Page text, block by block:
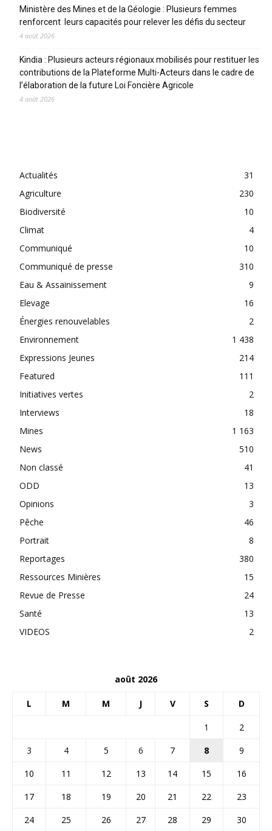
Ministère des Mines et de la Géologie : Plusieurs femmes
renforcent leurs capacités pour relever les défis du secteur
4 août 2026
Kindia : Plusieurs acteurs régionaux mobilisés pour restituer les
contributions de la Plateforme Multi-Acteurs dans le cadre de
l’élaboration de la future Loi Foncière Agricole
4 août 2026
Actualités
31
Agriculture
230
Biodiversité
10
Climat
4
Communiqué
10
Communiqué de presse
310
Eau & Assainissement
9
Elevage
16
Énergies renouvelables
2
Environnement
1 438
Expressions Jeunes
214
Featured
111
Initiatives vertes
2
Interviews
18
Mines
1 163
News
510
Non classé
41
ODD
13
Opinions
3
Pêche
46
Portrait
8
Reportages
380
Ressources Minières
15
Revue de Presse
24
Santé
13
VIDEOS
2
août 2026
L M M J V S D
1
2
3
4 5 6 7 8
9
10
11 12 13 14 15
16
17
18 19 20 21 22
23
24
25 26 27 28 29
30